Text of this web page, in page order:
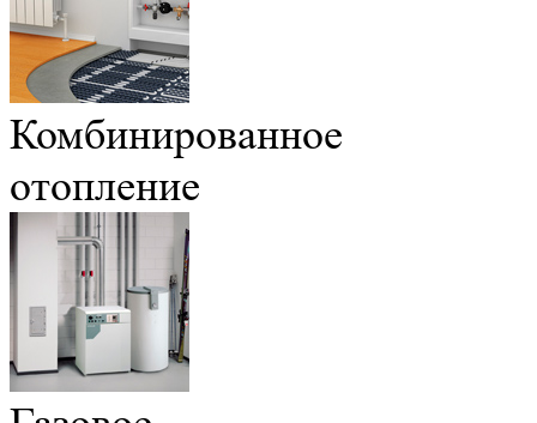
Комбинированное
отопление